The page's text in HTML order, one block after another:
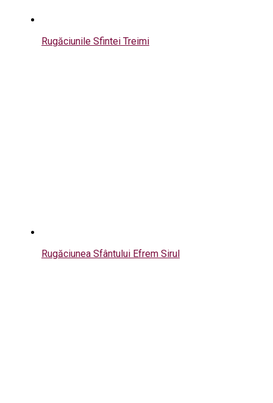
Rugăciunile Sfintei Treimi
Rugăciunea Sfântului Efrem Sirul